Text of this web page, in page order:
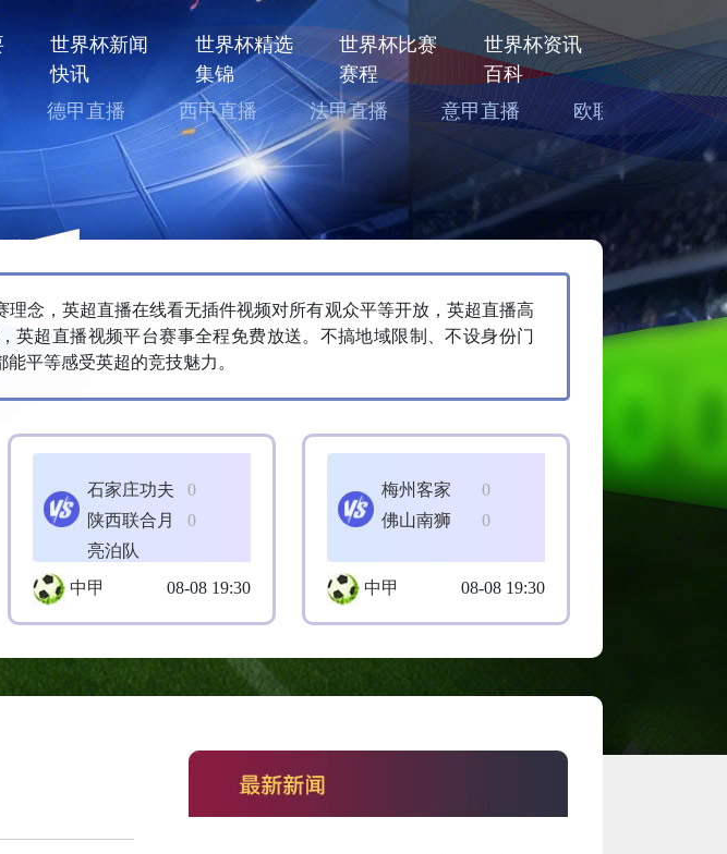
世界杯新闻
快讯
世界杯精选
集锦
世界杯比赛
赛程
世界杯资讯
百科
德甲直播 西甲直播 法甲直播 意甲直播 欧联直播
念，英超直播在线看无插件视频对所有观众平等开放，英超直播高
英超直播视频平台赛事全程免费放送。不搞地域限制、不设身份门
平等感受英超的竞技魅力。
0
石家庄功夫
0
陕西联合月
亮泊队
中甲
08-08 19:30
0
梅州客家
0
佛山南狮
中甲 08-08 19:30